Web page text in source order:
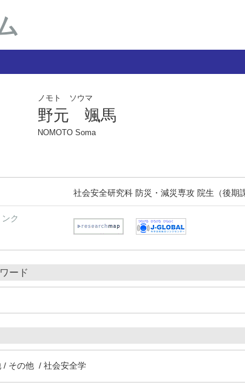
ノモト ソウマ
野元 颯馬
NOMOTO Soma
社会安全研究科 防災・減災専攻 院生（後期
ク
ード
/ その他 / 社会安全学